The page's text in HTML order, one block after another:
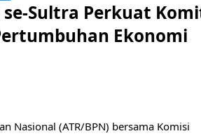
se-Sultra Perkuat
Ekonomi
Nasional (ATR/BPN) bersama Komisi